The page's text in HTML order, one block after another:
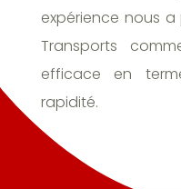
expérience nous
Transports
efficace en
rapidité.